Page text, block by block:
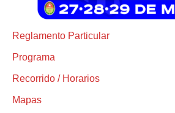
Reglamento Particular
Programa
Recorrido / Horarios
Mapas